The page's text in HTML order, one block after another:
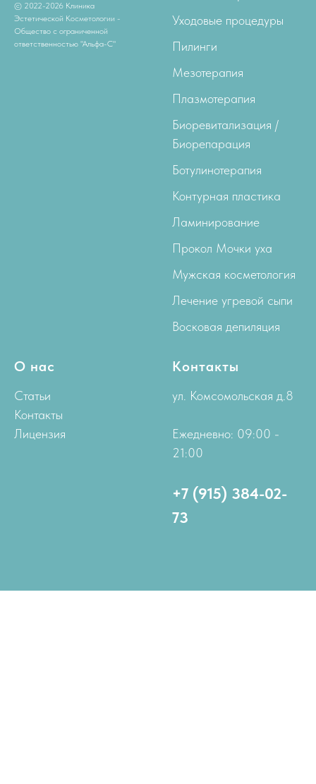
© 2022-2026 Клиника
Эстетической Косметологии -
Общество с ограниченной
ответственностью "Альфа-С"
Уходовые процедуры
Пилинги
Мезотерапия
Плазмотерапия
Биоревитализация /
Биорепарация
Ботулинотерапия
Контурная пластика
Ламинирование
Прокол Мочки уха
Мужская косметология
Лечение угревой сыпи
Восковая депиляция
О нас
Статьи
Контакты
Лицензия
Контакты
ул. Комсомольская д.8
Ежедневно: 09:00 -
21:00
+7 (915) 384-02-
73